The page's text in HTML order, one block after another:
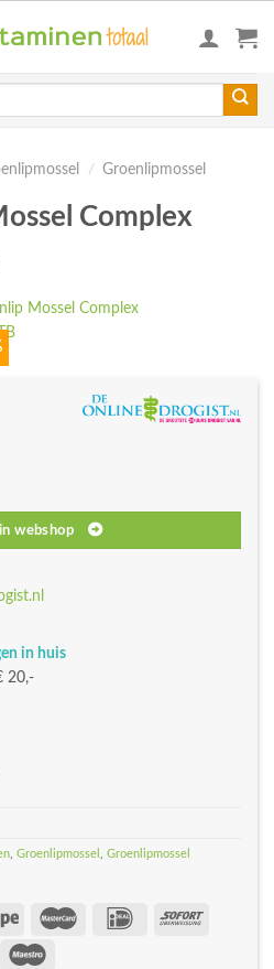
/ Groenlipmossel
Complex
webshop
in huis
20,-
Groenlipmossel
Groenlipmossel